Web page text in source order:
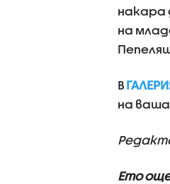
накара
на
В
на
Ето